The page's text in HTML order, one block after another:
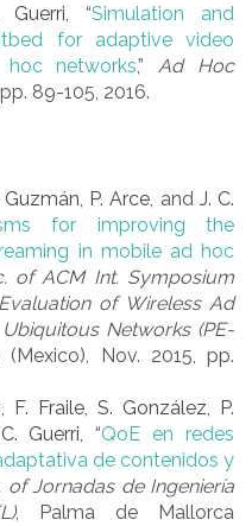
, “Simulation and
for adaptive video
networks,” Ad Hoc
89-105, 2016.
Guzmán, P. Arce, and J. C.
for improving the
in mobile ad hoc
of ACM Int. Symposium
of Wireless Ad
Networks (PE-
(Mexico), Nov. 2015, pp.
, F. Fraile, S. González,
P.
Guerri, “QoE en redes
de contenidos y
of Jornadas de Ingeniería
, Palma de Mallorca